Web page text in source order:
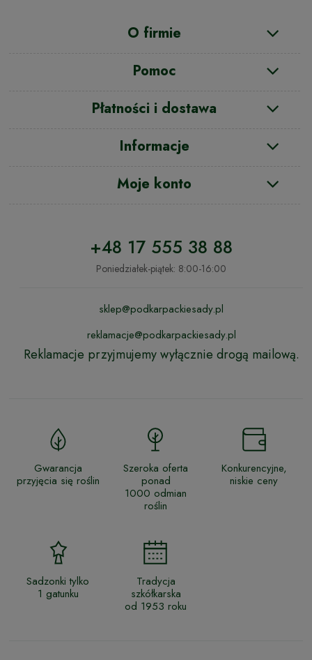
O firmie
Pomoc
Płatności i dostawa
Informacje
Moje konto
+48 17 555 38 88
Poniedziałek-piątek: 8:00-16:00
sklep@podkarpackiesady.pl
reklamacje@podkarpackiesady.pl
Reklamacje przyjmujemy wyłącznie drogą mailową.
Gwarancja
przyjęcia się roślin
Szeroka oferta
ponad
1000 odmian
roślin
Konkurencyjne,
niskie ceny
Sadzonki tylko
1 gatunku
Tradycja
szkółkarska
od 1953 roku